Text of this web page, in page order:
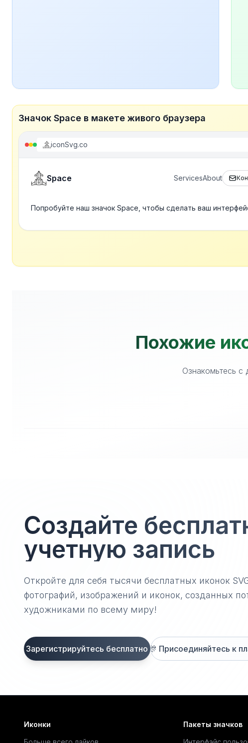
Значок Space в макете живого браузера
iconSvg.co
Space ServicesAbout
Попробуйте наш значок Space, чтобы сделать ваш
Похожие
Ознакомьтесь с
Создайте
учетную запись
Откройте для себя тысячи бесплатных иконок
фотографий, изображений и иконок, созданных
художниками по всему миру!
Зарегистрируйтесь бесплатно 🎊 Присоединяйтесь к
Иконки Пакеты значков